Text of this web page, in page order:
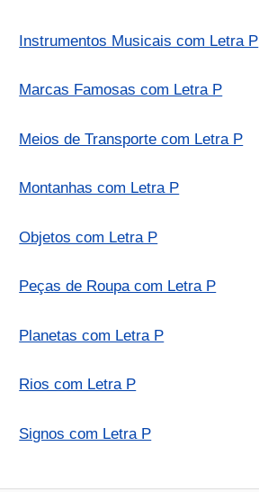
Instrumentos Musicais com Letra P
Marcas Famosas com Letra P
Meios de Transporte com Letra P
Montanhas com Letra P
Objetos com Letra P
Peças de Roupa com Letra P
Planetas com Letra P
Rios com Letra P
Signos com Letra P